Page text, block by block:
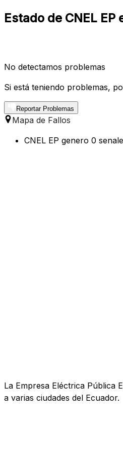
Estado de CNEL
No detectamos problemas
Si está teniendo problemas,
Reportar Problemas
Mapa de Fallos
CNEL EP genero 0
La Empresa Eléctrica Pública
a varias ciudades del Ecuador.